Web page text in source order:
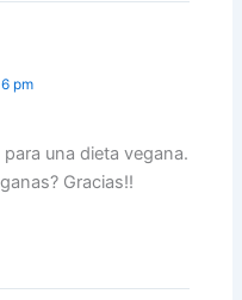
pm
una dieta vegana.
Gracias!!